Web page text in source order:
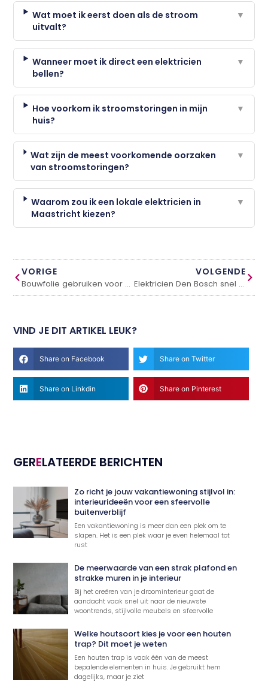
Wat moet ik eerst doen als de stroom
uitvalt?
▼
Wanneer moet ik direct een elektricien
bellen?
▼
Hoe voorkom ik stroomstoringen in mijn
huis?
▼
Wat zijn de meest voorkomende oorzaken
van stroomstoringen?
▼
Waarom zou ik een lokale elektricien in
Maastricht kiezen?
▼
VORIGE
Bouwfolie gebruiken voor een duurzaam bouwproject
VOLGENDE
Elektricien Den Bosch snel hulp bij stroomstoringen
VIND JE DIT ARTIKEL LEUK?
Share on Facebook Share on Twitter
Share on Linkdin Share on Pinterest
GERELATEERDE BERICHTEN
Zo richt je jouw vakantiewoning stijlvol in:
interieurideeën voor een sfeervolle
buitenverblijf
Een vakantiewoning is meer dan een plek om te
slapen. Het is een plek waar je even helemaal tot
rust
De meerwaarde van een strak plafond en
strakke muren in je interieur
Bij het creëren van je droominterieur gaat de
aandacht vaak snel uit naar de nieuwste
woontrends, stijlvolle meubels en sfeervolle
Welke houtsoort kies je voor een houten
trap? Dit moet je weten
Een houten trap is vaak één van de meest
bepalende elementen in huis. Je gebruikt hem
dagelijks, maar je ziet